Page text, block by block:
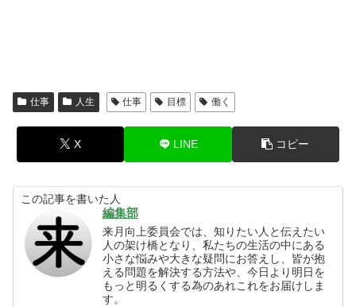
仕事 人生 仕事 目標 働く
X LINE コピー
この記事を書いた人
編集部
来月向上委員会では、知りたい人と伝えたい
人の架け橋となり、私たちの生活の中にある
小さな悩みや大きな疑問にお答えし、皆が抱
える問題を解決する方法や、今日より明日を
もっと明るくする為のあれこれをお届けしま
す。